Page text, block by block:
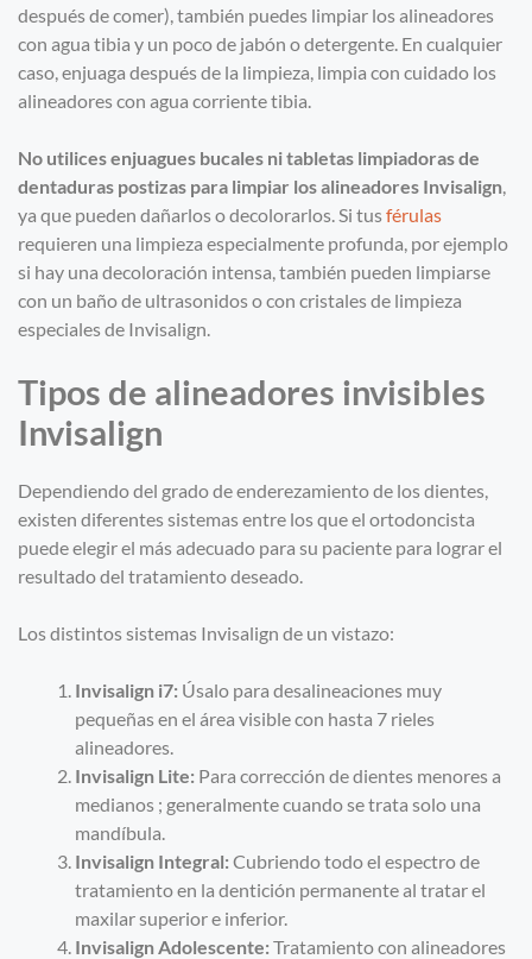
después de comer), también puedes limpiar los alineadores
con agua tibia y un poco de jabón o detergente. En cualquier
caso, enjuaga después de la limpieza, limpia con cuidado los
alineadores con agua corriente tibia.
No utilicesenjuagues bucales ni tabletas limpiadoras de
dentaduras postizas para limpiar los alineadores Invisalign,
ya que pueden dañarlos o decolorarlos. Si tusférulas
requieren una limpieza especialmente profunda, por ejemplo
si hay una decoloración intensa, también pueden limpiarse
con un baño de ultrasonidos o con cristales de limpieza
especiales de Invisalign.
Tipos de alineadores invisibles
Invisalign
Dependiendo del grado de enderezamiento de los dientes,
existen diferentes sistemas entre los que el ortodoncista
puede elegir el más adecuado para su paciente para lograr el
resultado del tratamiento deseado.
Los distintos sistemas Invisalign de un vistazo:
Invisalign i7: Úsalo para desalineaciones muy
pequeñas en el área visible con hasta 7 rieles
alineadores.
Invisalign Lite: Para corrección de dientes menores a
medianos ; generalmente cuando se trata solo una
mandíbula.
Invisalign Integral: Cubriendo todo el espectro de
tratamiento en la dentición permanente al tratar el
maxilar superior e inferior.
Invisalign Adolescente: Tratamiento con alineadores